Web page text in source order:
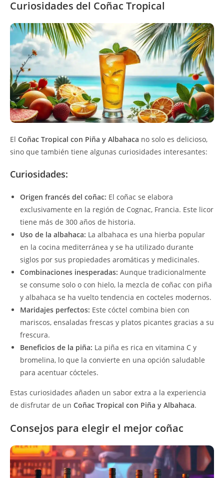
Curiosidades del Coñac Tropical
El Coñac Tropical con Piña y Albahaca no solo es delicioso,
sino que también tiene algunas curiosidades interesantes:
Curiosidades:
Origen francés del coñac: El coñac se elabora
exclusivamente en la región de Cognac, Francia. Este licor
tiene más de 300 años de historia.
Uso de la albahaca: La albahaca es una hierba popular
en la cocina mediterránea y se ha utilizado durante
siglos por sus propiedades aromáticas y medicinales.
Combinaciones inesperadas: Aunque tradicionalmente
se consume solo o con hielo, la mezcla de coñac con piña
y albahaca se ha vuelto tendencia en cocteles modernos.
Maridajes perfectos: Este cóctel combina bien con
mariscos, ensaladas frescas y platos picantes gracias a su
frescura.
Beneficios de la piña: La piña es rica en vitamina C y
bromelina, lo que la convierte en una opción saludable
para acentuar cócteles.
Estas curiosidades añaden un sabor extra a la experiencia
de disfrutar de un Coñac Tropical con Piña y Albahaca.
Consejos para elegir el mejor coñac